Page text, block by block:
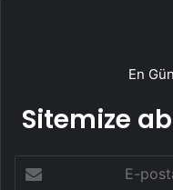
En
Sitemize
posta